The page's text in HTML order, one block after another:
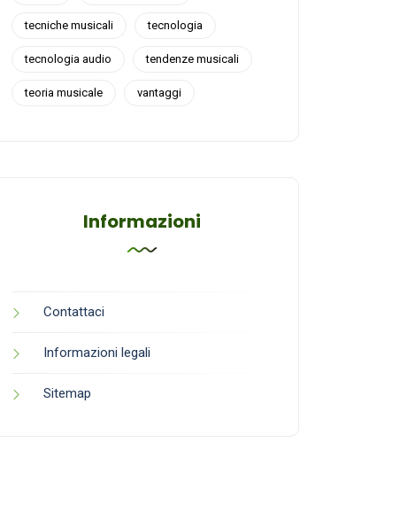
tecniche musicali tecnologia
tecnologia audio tendenze musicali
teoria musicale vantaggi
Informazioni
Contattaci
Informazioni legali
Sitemap